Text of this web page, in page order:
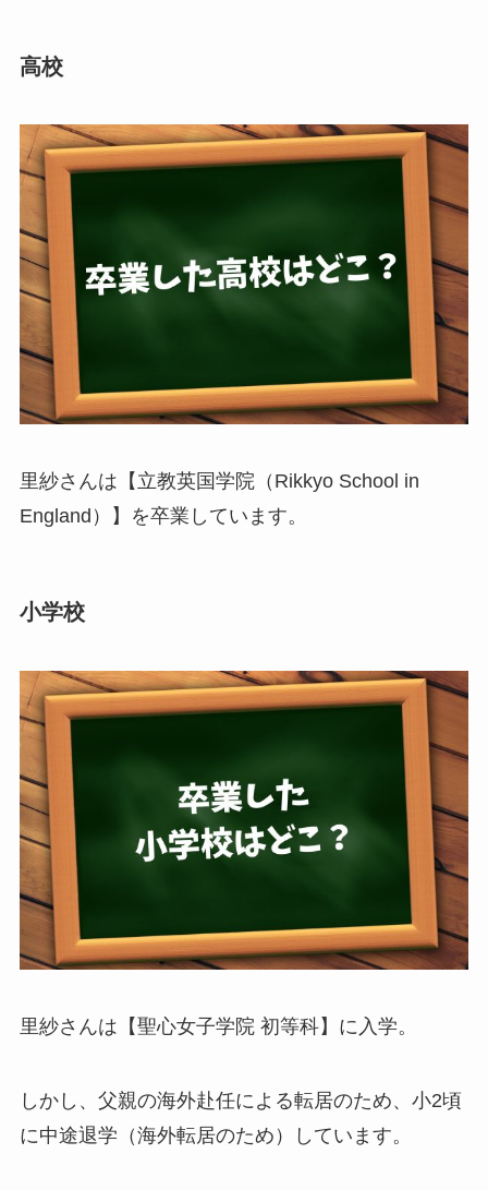
高校
里紗さんは【立教英国学院（Rikkyo School in
England）】を卒業しています。
小学校
里紗さんは【聖心女子学院 初等科】に入学。
しかし、父親の海外赴任による転居のため、小2頃
に中途退学（海外転居のため）しています。